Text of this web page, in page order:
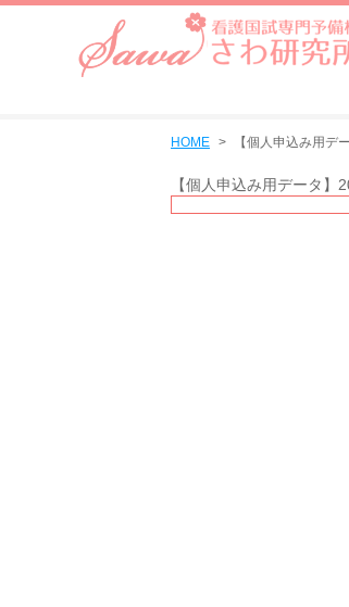
HOME 【個人申込み用デ
【個人申込み用データ】